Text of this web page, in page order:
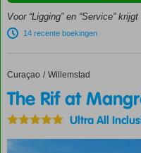
Entertainment
moderne
Incl.
bitterballen
Voor “Ligging” en “Service”
14 recente boekingen
Home
Curaçao Willemstad
The Rif at Mangrove Beach
The Rif at
Ultra All